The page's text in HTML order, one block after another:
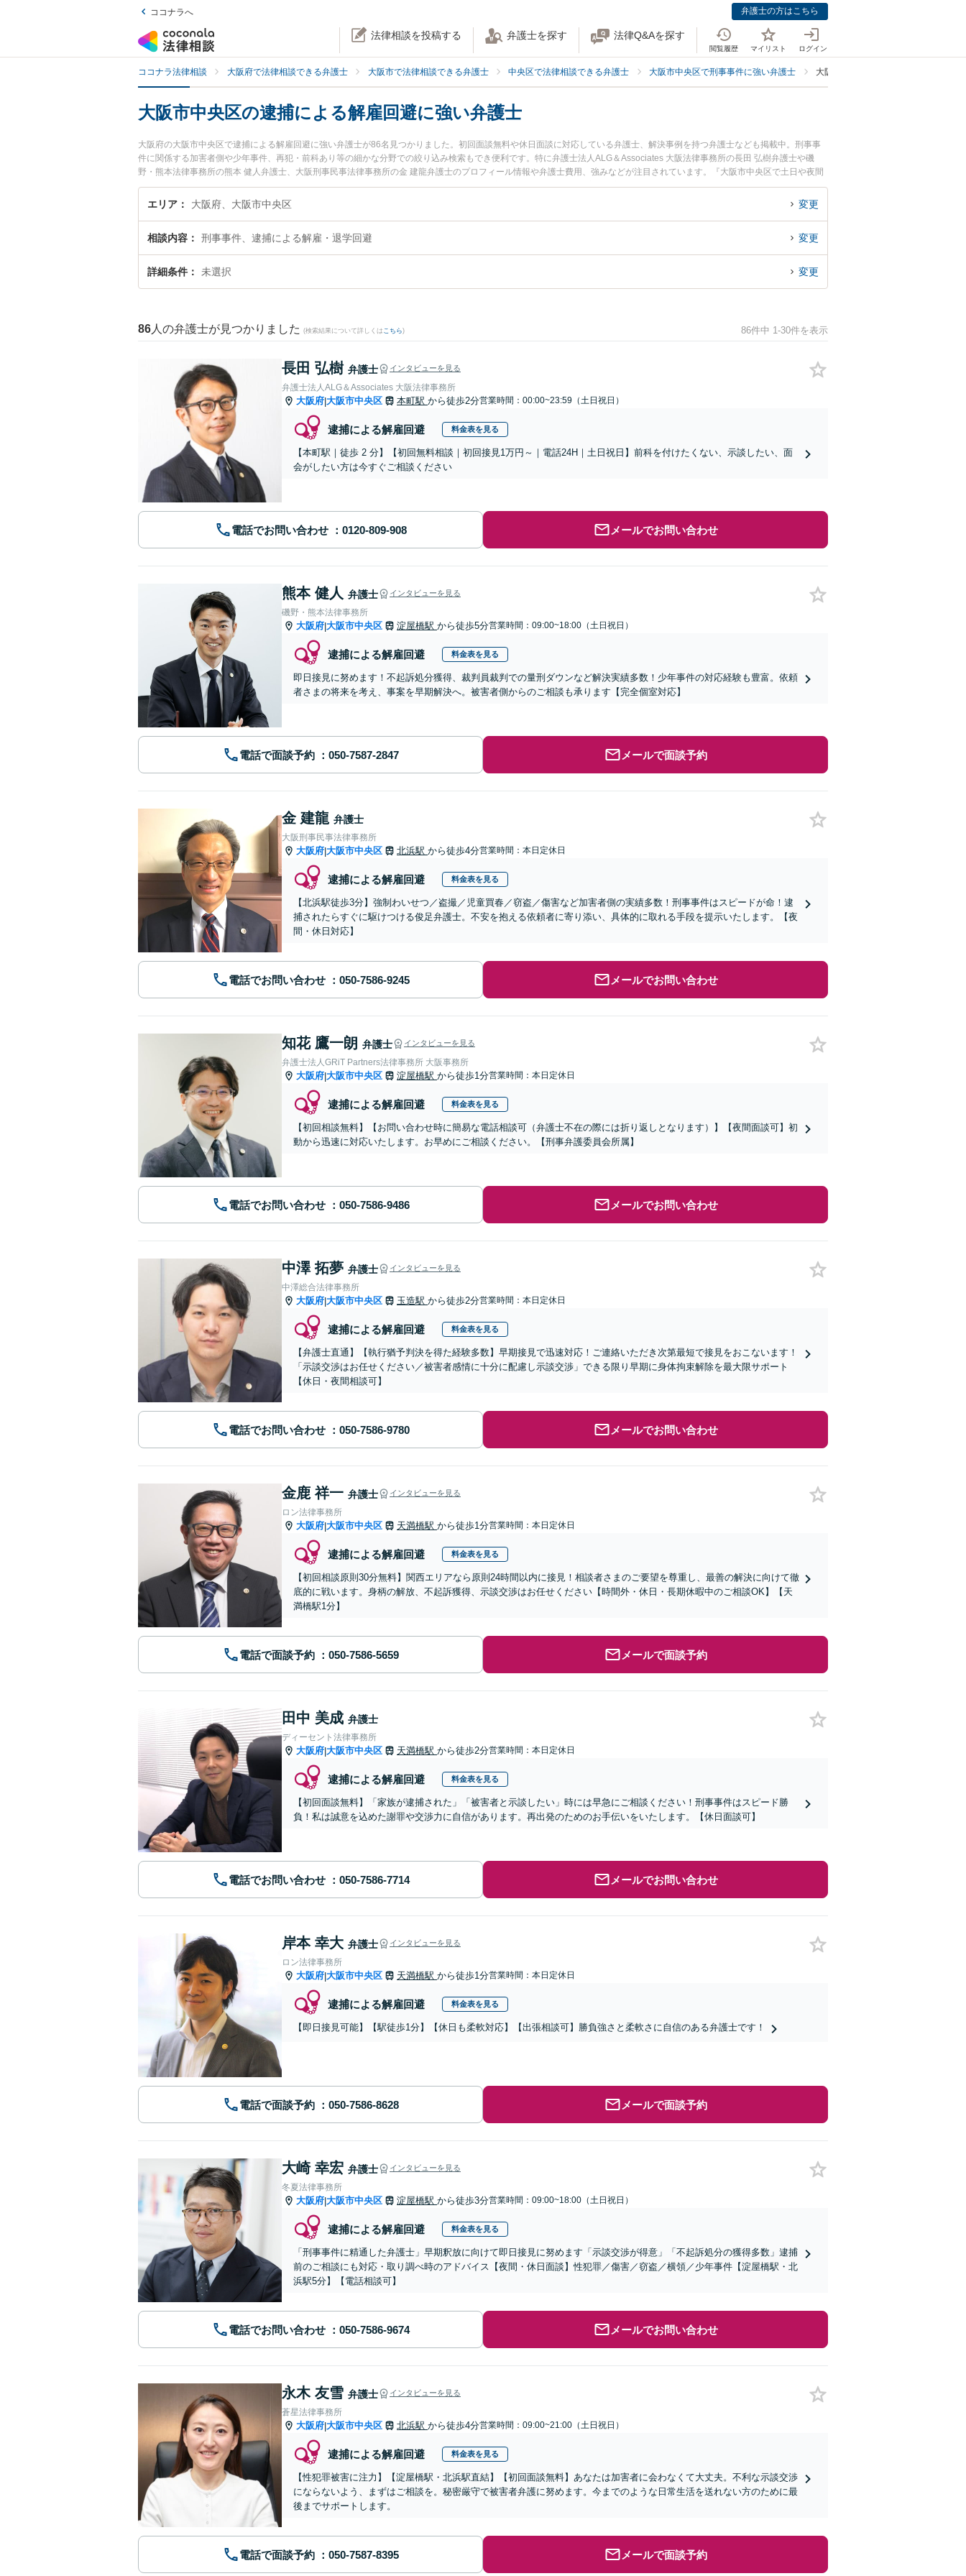
ココナラへ 弁護士の方はこちら
法律相談を投稿する 弁護士を探す 法律Q&Aを探す
閲覧履歴 マイリスト ログイン
ココナラ法律相談 大阪府で法律相談できる弁護士 大阪市で法律相談できる弁護士 中央区で法律相談できる弁護士 大阪市中央区で刑事事件に強い弁護士 大阪市中央区で逮捕による解雇・退学
大阪市中央区の逮捕による解雇回避に強い弁護士
大阪府の大阪市中央区で逮捕による解雇回避に強い弁護士が86名見つかりました。初回面談無料や休日面談に対応している弁護士、解決事例を持つ弁護士なども掲載中。刑事事
件に関係する加害者側や少年事件、再犯・前科あり等の細かな分野での絞り込み検索もでき便利です。特に弁護士法人ALG＆Associates 大阪法律事務所の長田 弘樹弁護士や磯
野・熊本法律事務所の熊本 健人弁護士、大阪刑事民事法律事務所の金 建龍弁護士のプロフィール情報や弁護士費用、強みなどが注目されています。『大阪市中央区で土日や夜間
に発生した逮捕による解雇回避のトラブルを今すぐに弁護士に相談したい』『逮捕による解雇回避のトラブル解決の実績豊富な近くの弁護士を検索したい』『初回相談無料で逮捕
による解雇回避を法律相談できる大阪市中央区内の弁護士に相談予約したい』などでお困りの相談者さんにおすすめです。
エリア 大阪府、大阪市中央区 変更
相談内容 刑事事件、逮捕による解雇・退学回避 変更
詳細条件 未選択 変更
86 人の弁護士が見つかりました (検索結果について詳しくは こちら) 86件中 1-30件を表示
長田 弘樹 弁護士 インタビューを見る
弁護士法人ALG＆Associates 大阪法律事務所
大阪府|大阪市中央区 本町駅 から徒歩2分営業時間：00:00~23:59（土日祝日）
逮捕による解雇回避 料金表を見る
【本町駅｜徒歩 2 分】【初回無料相談｜初回接見1万円～｜電話24H｜土日祝日】前科を付けたくない、示談したい、面
会がしたい方は今すぐご相談ください
電話でお問い合わせ メールでお問い合わせ
熊本 健人 弁護士 インタビューを見る
磯野・熊本法律事務所
大阪府|大阪市中央区 淀屋橋駅 から徒歩5分営業時間：09:00~18:00（土日祝日）
逮捕による解雇回避 料金表を見る
即日接見に努めます！不起訴処分獲得、裁判員裁判での量刑ダウンなど解決実績多数！少年事件の対応経験も豊富。依頼
者さまの将来を考え、事案を早期解決へ。被害者側からのご相談も承ります【完全個室対応】
電話で面談予約 メールで面談予約
金 建龍 弁護士
大阪刑事民事法律事務所
大阪府|大阪市中央区 北浜駅 から徒歩4分営業時間：本日定休日
逮捕による解雇回避 料金表を見る
【北浜駅徒歩3分】強制わいせつ／盗撮／児童買春／窃盗／傷害など加害者側の実績多数！刑事事件はスピードが命！逮
捕されたらすぐに駆けつける俊足弁護士。不安を抱える依頼者に寄り添い、具体的に取れる手段を提示いたします。【夜
間・休日対応】
電話でお問い合わせ メールでお問い合わせ
知花 鷹一朗 弁護士 インタビューを見る
弁護士法人GRiT Partners法律事務所 大阪事務所
大阪府|大阪市中央区 淀屋橋駅 から徒歩1分営業時間：本日定休日
逮捕による解雇回避 料金表を見る
【初回相談無料】【お問い合わせ時に簡易な電話相談可（弁護士不在の際には折り返しとなります）】【夜間面談可】初
動から迅速に対応いたします。お早めにご相談ください。【刑事弁護委員会所属】
電話でお問い合わせ メールでお問い合わせ
中澤 拓夢 弁護士 インタビューを見る
中澤総合法律事務所
大阪府|大阪市中央区 玉造駅 から徒歩2分営業時間：本日定休日
逮捕による解雇回避 料金表を見る
【弁護士直通】【執行猶予判決を得た経験多数】早期接見で迅速対応！ご連絡いただき次第最短で接見をおこないます！
「示談交渉はお任せください／被害者感情に十分に配慮し示談交渉」できる限り早期に身体拘束解除を最大限サポート
【休日・夜間相談可】
電話でお問い合わせ メールでお問い合わせ
金鹿 祥一 弁護士 インタビューを見る
ロン法律事務所
大阪府|大阪市中央区 天満橋駅 から徒歩1分営業時間：本日定休日
逮捕による解雇回避 料金表を見る
【初回相談原則30分無料】関西エリアなら原則24時間以内に接見！相談者さまのご要望を尊重し、最善の解決に向けて徹
底的に戦います。身柄の解放、不起訴獲得、示談交渉はお任せください【時間外・休日・長期休暇中のご相談OK】【天
満橋駅1分】
電話で面談予約 メールで面談予約
田中 美成 弁護士
ディーセント法律事務所
大阪府|大阪市中央区 天満橋駅 から徒歩2分営業時間：本日定休日
逮捕による解雇回避 料金表を見る
【初回面談無料】「家族が逮捕された」「被害者と示談したい」時には早急にご相談ください！刑事事件はスピード勝
負！私は誠意を込めた謝罪や交渉力に自信があります。再出発のためのお手伝いをいたします。【休日面談可】
電話でお問い合わせ メールでお問い合わせ
岸本 幸大 弁護士 インタビューを見る
ロン法律事務所
大阪府|大阪市中央区 天満橋駅 から徒歩1分営業時間：本日定休日
逮捕による解雇回避 料金表を見る
【即日接見可能】【駅徒歩1分】【休日も柔軟対応】【出張相談可】勝負強さと柔軟さに自信のある弁護士です！
電話で面談予約 メールで面談予約
大崎 幸宏 弁護士 インタビューを見る
冬夏法律事務所
大阪府|大阪市中央区 淀屋橋駅 から徒歩3分営業時間：09:00~18:00（土日祝日）
逮捕による解雇回避 料金表を見る
「刑事事件に精通した弁護士」早期釈放に向けて即日接見に努めます「示談交渉が得意」「不起訴処分の獲得多数」逮捕
前のご相談にも対応・取り調べ時のアドバイス【夜間・休日面談】性犯罪／傷害／窃盗／横領／少年事件【淀屋橋駅・北
浜駅5分】【電話相談可】
電話でお問い合わせ メールでお問い合わせ
永木 友雪 弁護士 インタビューを見る
蒼星法律事務所
大阪府|大阪市中央区 北浜駅 から徒歩4分営業時間：09:00~21:00（土日祝日）
逮捕による解雇回避 料金表を見る
【性犯罪被害に注力】【淀屋橋駅・北浜駅直結】【初回面談無料】あなたは加害者に会わなくて大丈夫。不利な示談交渉
にならないよう、まずはご相談を。秘密厳守で被害者弁護に努めます。今までのような日常生活を送れない方のために最
後までサポートします。
電話で面談予約 メールで面談予約